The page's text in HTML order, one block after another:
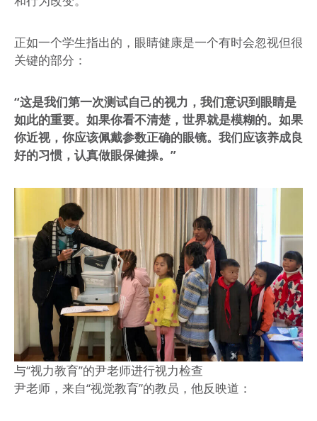
正如一个学生指出的，眼睛健康是一个有时会忽视但很
关键的部分：
“这是我们第一次测试自己的视力，我们意识到眼睛是
如此的重要。如果你看不清楚，世界就是模糊的。如果
你近视，你应该佩戴参数正确的眼镜。我们应该养成良
好的习惯，认真做眼保健操。”
与“视力教育”的尹老师进行视力检查
尹老师，来自“视觉教育”的教员，他反映道：